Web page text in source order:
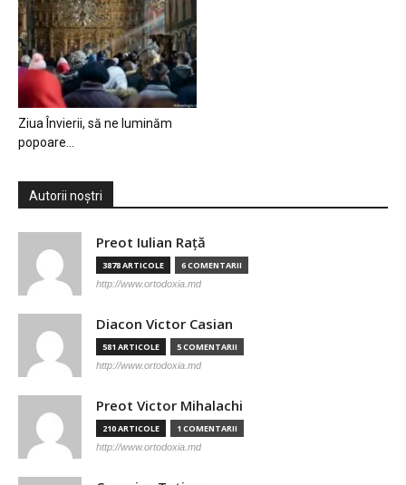
Ziua Învierii, să ne luminăm
popoare…
Autorii noștri
Preot Iulian Raţă
3878 ARTICOLE 6 COMENTARII
http://www.ortodoxia.md
Diacon Victor Casian
581 ARTICOLE 5 COMENTARII
http://www.ortodoxia.md
Preot Victor Mihalachi
210 ARTICOLE 1 COMENTARII
http://www.ortodoxia.md